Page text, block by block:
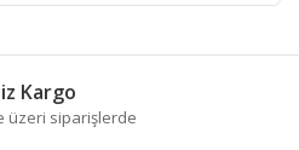
yorumu siz yapın!
iletebilirsiniz.
teşekkür ederiz.
Kargo
üzeri siparişlerde